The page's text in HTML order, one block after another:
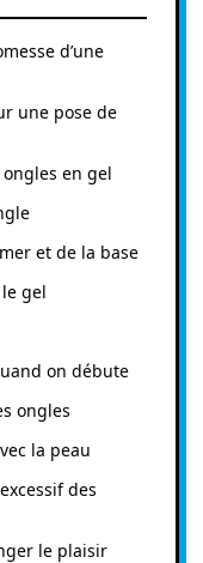
d’une
une pose de
en gel
et de la base
gel
on débute
ongles
la peau
des
le plaisir